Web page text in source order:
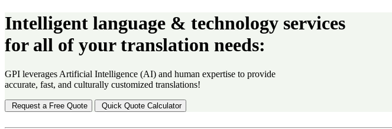
Intelligent language & technology services
for all of your translation needs:
GPI leverages Artificial Intelligence (AI) and human expertise to provide
accurate, fast, and culturally customized translations!
Request a Free Quote Quick Quote Calculator